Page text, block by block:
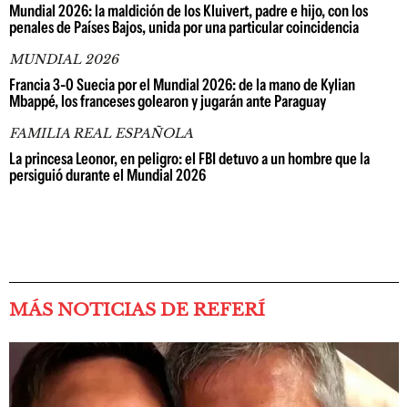
Mundial 2026: la maldición de los Kluivert, padre e hijo, con los
penales de Países Bajos, unida por una particular coincidencia
MUNDIAL 2026
Francia 3-0 Suecia por el Mundial 2026: de la mano de Kylian
Mbappé, los franceses golearon y jugarán ante Paraguay
FAMILIA REAL ESPAÑOLA
La princesa Leonor, en peligro: el FBI detuvo a un hombre que la
persiguió durante el Mundial 2026
MÁS NOTICIAS DE REFERÍ